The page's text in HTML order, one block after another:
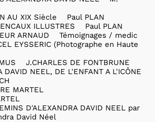
AU XIX Siècle Paul PLAN
ILLUSTRES Paul PLAN
ARNAUD Témoignages / medic
EYSSERIC (Photographe en Haute
J.CHARLES DE FONTBRUNE
NEEL, DE L'ENFANT A L'ICÔNE
MARTEL
D'ALEXANDRA DAVID NEEL par
David Néel